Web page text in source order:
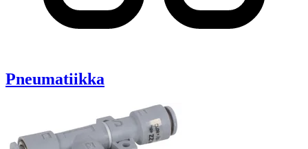
Pneumatiikka